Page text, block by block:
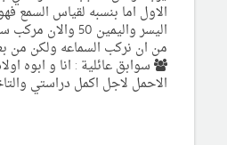
اليسر واليمين 50
من ان نركب السماعه ولكن من
سوابق عائلية : انا و ابوه
الاحمل لاجل اكمل دراستي